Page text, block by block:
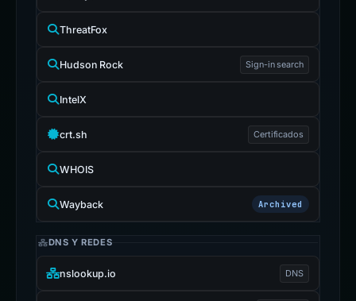
ThreatFox
Hudson Rock Sign-in search
IntelX
crt.sh Certificados
WHOIS
Wayback Archived
DNS Y REDES
nslookup.io DNS